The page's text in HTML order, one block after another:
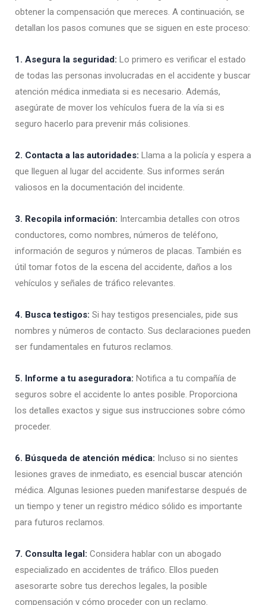
obtener la compensación que mereces. A continuación, se
detallan los pasos comunes que se siguen en este proceso:
1. Asegura la seguridad: Lo primero es verificar el estado
de todas las personas involucradas en el accidente y buscar
atención médica inmediata si es necesario. Además,
asegúrate de mover los vehículos fuera de la vía si es
seguro hacerlo para prevenir más colisiones.
2. Contacta a las autoridades: Llama a la policía y espera a
que lleguen al lugar del accidente. Sus informes serán
valiosos en la documentación del incidente.
3. Recopila información: Intercambia detalles con otros
conductores, como nombres, números de teléfono,
información de seguros y números de placas. También es
útil tomar fotos de la escena del accidente, daños a los
vehículos y señales de tráfico relevantes.
4. Busca testigos: Si hay testigos presenciales, pide sus
nombres y números de contacto. Sus declaraciones pueden
ser fundamentales en futuros reclamos.
5. Informe a tu aseguradora: Notifica a tu compañía de
seguros sobre el accidente lo antes posible. Proporciona
los detalles exactos y sigue sus instrucciones sobre cómo
proceder.
6. Búsqueda de atención médica: Incluso si no sientes
lesiones graves de inmediato, es esencial buscar atención
médica. Algunas lesiones pueden manifestarse después de
un tiempo y tener un registro médico sólido es importante
para futuros reclamos.
7. Consulta legal: Considera hablar con un abogado
especializado en accidentes de tráfico. Ellos pueden
asesorarte sobre tus derechos legales, la posible
compensación y cómo proceder con un reclamo.